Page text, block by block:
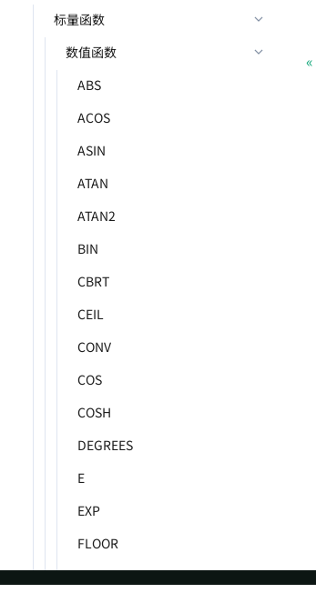
标量函数
数值函数
ABS
ACOS
ASIN
ATAN
ATAN2
BIN
CBRT
CEIL
CONV
COS
COSH
DEGREES
E
EXP
FLOOR
FMOD